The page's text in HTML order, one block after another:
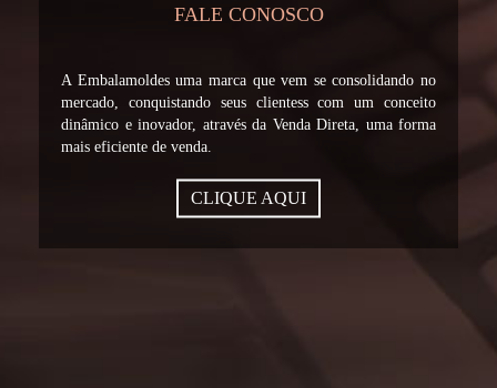
FALE CONOSCO
A Embalamoldes uma marca que vem se consolidando no
mercado, conquistando seus clientess com um conceito
dinâmico e inovador, através da Venda Direta, uma forma
mais eficiente de venda.
CLIQUE AQUI